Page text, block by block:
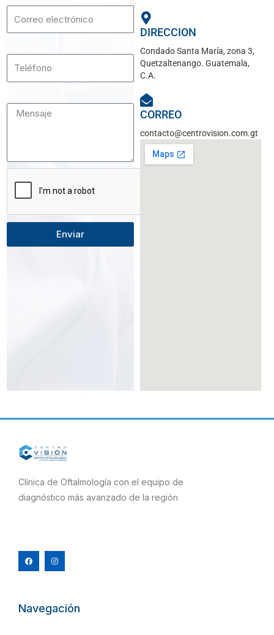
Enviar
DIRECCION
Condado Santa María, zona 3,
Quetzaltenango. Guatemala,
C.A.
CORREO
contacto@centrovision.com.gt
Clínica de Oftalmología con el equipo de
diagnóstico más avanzado de la región
c
e
b
o
s
t
a
g
Navegación